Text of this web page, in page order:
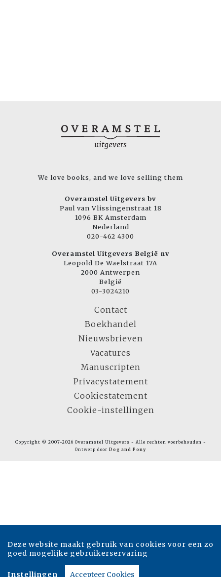
We love books, and we love selling them
Overamstel Uitgevers bv
Paul van Vlissingenstraat 18
1096 BK Amsterdam
Nederland
020-462 4300
Overamstel Uitgevers België nv
Leopold De Waelstraat 17A
2000 Antwerpen
België
03-3024210
Contact
Boekhandel
Nieuwsbrieven
Vacatures
Manuscripten
Privacystatement
Cookiestatement
Cookie-instellingen
Copyright © 2007-2026 Overamstel Uitgevers - Alle rechten voorbehouden -
Ontwerp door Dog and Pony
Deze website maakt gebruik van cookies voor een zo
goed mogelijke gebruikerservaring
Instellingen Accepteer Cookies